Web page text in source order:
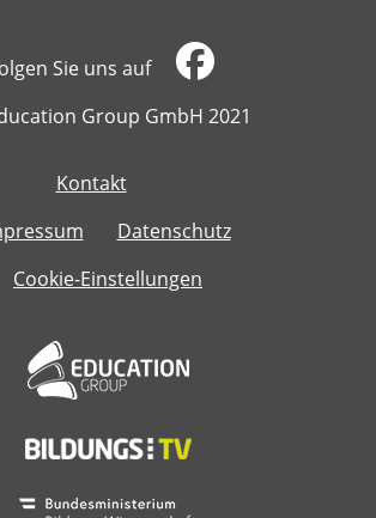
Sie uns auf
Group GmbH 2021
Kontakt
Datenschutz
Cookie-Einstellungen